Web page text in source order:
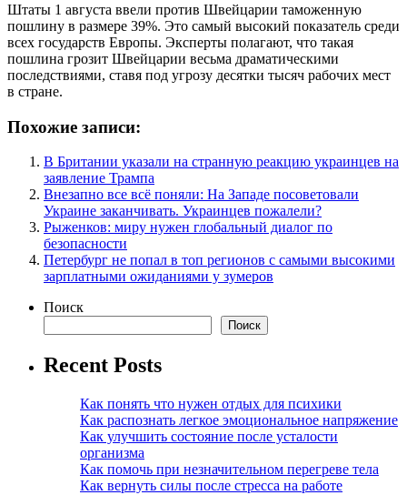
Штаты 1 августа ввели против Швейцарии таможенную
пошлину в размере 39%. Это самый высокий показатель среди
всех государств Европы. Эксперты полагают, что такая
пошлина грозит Швейцарии весьма драматическими
последствиями, ставя под угрозу десятки тысяч рабочих мест
в стране.
Похожие записи:
В Британии указали на странную реакцию украинцев на
заявление Трампа
Внезапно все всё поняли: На Западе посоветовали
Украине заканчивать. Украинцев пожалели?
Рыженков: миру нужен глобальный диалог по
безопасности
Петербург не попал в топ регионов с самыми высокими
зарплатными ожиданиями у зумеров
Поиск
Поиск
Recent Posts
Как понять что нужен отдых для психики
Как распознать легкое эмоциональное напряжение
Как улучшить состояние после усталости
организма
Как помочь при незначительном перегреве тела
Как вернуть силы после стресса на работе